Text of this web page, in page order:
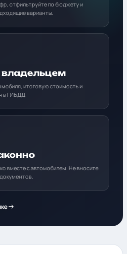
отфильтруйте по бюджету и
варианты.
итоговую стоимость и
в ГИБДД.
вместе с автомобилем. Не вносите